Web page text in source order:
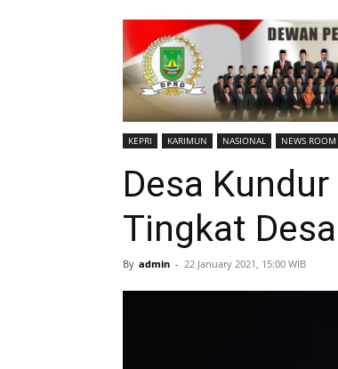
KEPRI KARIMUN NASIONAL NEWS ROOM
Desa
Tingkat Desa
By admin - 22 January 2021, 15:00 WIB